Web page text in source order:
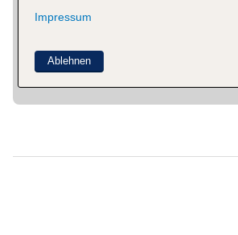
Impressum
Ablehnen